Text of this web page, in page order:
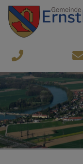
Springe direkt
07435-
8450